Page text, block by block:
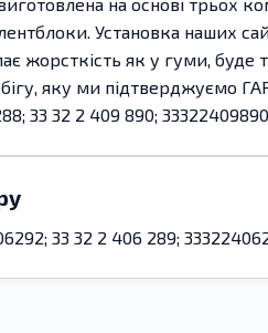
Установка наших
жорсткість як у гуми,
яку ми підтверджуємо
33 32 2 409 890;
33 32 2 406 289;